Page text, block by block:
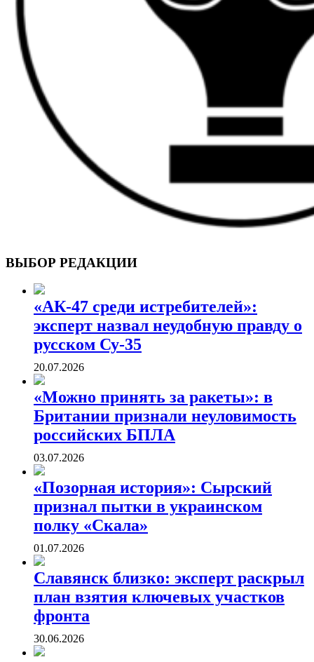
ВОЕННЫЕ СТРАНИЦЫ
СТАТЬИ ВОЕННОЙ ТЕМАТИКИ
ВЫБОР РЕДАКЦИИ
«АК-47 среди истребителей»:
эксперт назвал неудобную правду о
русском Су-35
20.07.2026
«Можно принять за ракеты»: в
Британии признали неуловимость
российских БПЛА
03.07.2026
«Позорная история»: Сырский
признал пытки в украинском
полку «Скала»
01.07.2026
Славянск близко: эксперт раскрыл
план взятия ключевых участков
фронта
30.06.2026